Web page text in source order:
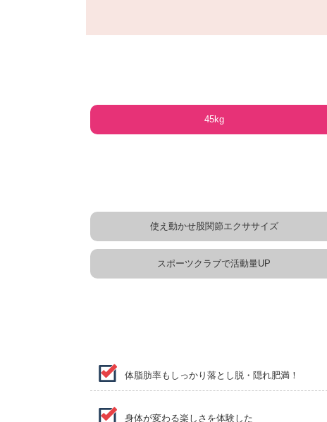
45kg
使え動かせ股関節エクササイズ
スポーツクラブで活動量UP
体脂肪率もしっかり落とし脱・隠れ肥満！
身体が変わる楽しさを体験した